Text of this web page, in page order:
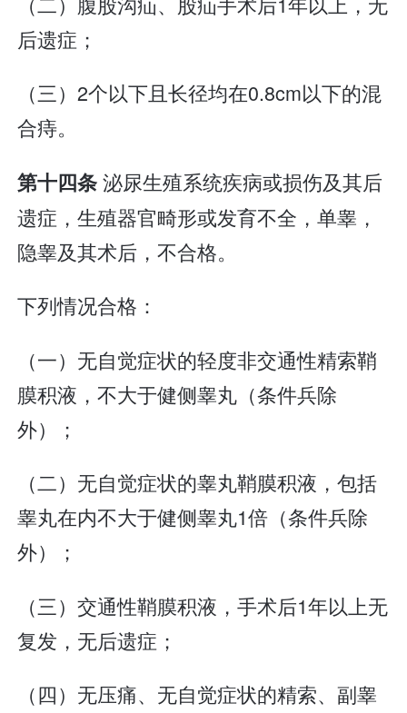
后遗症；
（三）2个以下且长径均在0.8cm以下的混
合痔。
第十四条泌尿生殖系统疾病或损伤及其后
遗症，生殖器官畸形或发育不全，单睾，
隐睾及其术后，不合格。
下列情况合格：
（一）无自觉症状的轻度非交通性精索鞘
膜积液，不大于健侧睾丸（条件兵除
外）；
（二）无自觉症状的睾丸鞘膜积液，包括
睾丸在内不大于健侧睾丸1倍（条件兵除
外）；
（三）交通性鞘膜积液，手术后1年以上无
复发，无后遗症；
（四）无压痛、无自觉症状的精索、副睾